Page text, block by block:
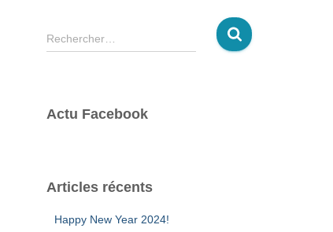
R
e
r
r
Rechercher…
Actu Facebook
Articles récents
Happy New Year 2024!